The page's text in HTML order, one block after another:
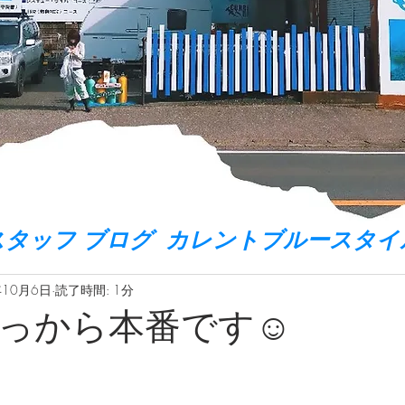
タッフ ブログ カレントブルースタイ
から本番です☺️
月6日 読了時間: 1分